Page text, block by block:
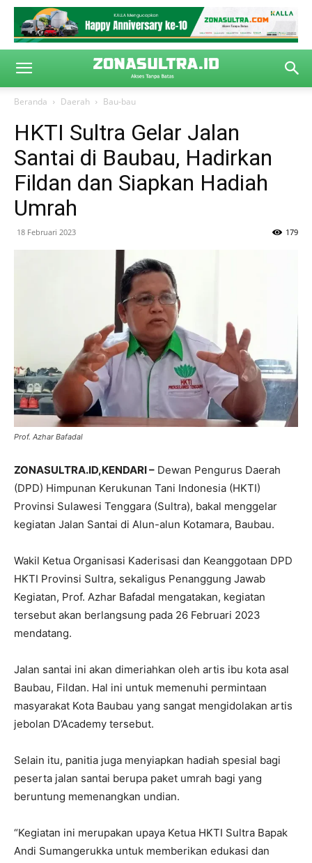
Beranda Daerah Bau-bau
HKTI Sultra Gelar Jalan
Santai di Baubau, Hadirkan
Fildan dan Siapkan Hadiah
Umrah
18 Februari 2023 179
Prof. Azhar Bafadal
ZONASULTRA.ID,KENDARI – Dewan Pengurus Daerah
(DPD) Himpunan Kerukunan Tani Indonesia (HKTI)
Provinsi Sulawesi Tenggara (Sultra), bakal menggelar
kegiatan Jalan Santai di Alun-alun Kotamara, Baubau.
Wakil Ketua Organisasi Kaderisasi dan Keanggotaan DPD
HKTI Provinsi Sultra, sekaligus Penanggung Jawab
Kegiatan, Prof. Azhar Bafadal mengatakan, kegiatan
tersebut akan berlangsung pada 26 Februari 2023
mendatang.
Jalan santai ini akan dimeriahkan oleh artis ibu kota asal
Baubau, Fildan. Hal ini untuk memenuhi permintaan
masyarakat Kota Baubau yang sangat mengidolakan artis
jebolan D’Academy tersebut.
Selain itu, panitia juga menyiapkan hadiah spesial bagi
peserta jalan santai berupa paket umrah bagi yang
beruntung memenangkan undian.
“Kegiatan ini merupakan upaya Ketua HKTI Sultra Bapak
Andi Sumangerukka untuk memberikan edukasi dan